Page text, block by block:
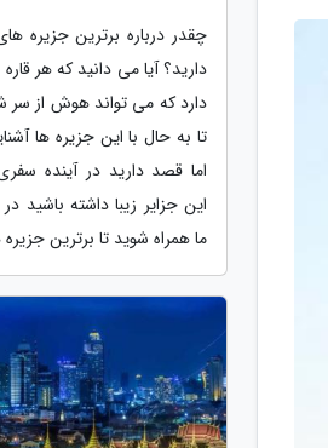
چقدر درباره برترین جزیره
دارید؟ آیا می دانید که هر قاره
دارد که می تواند هوش از سر
تا به حال با این جزیره ها
اما قصد دارید در آینده
این جزایر زیبا داشته باشید در
ما همراه شوید تا برترین